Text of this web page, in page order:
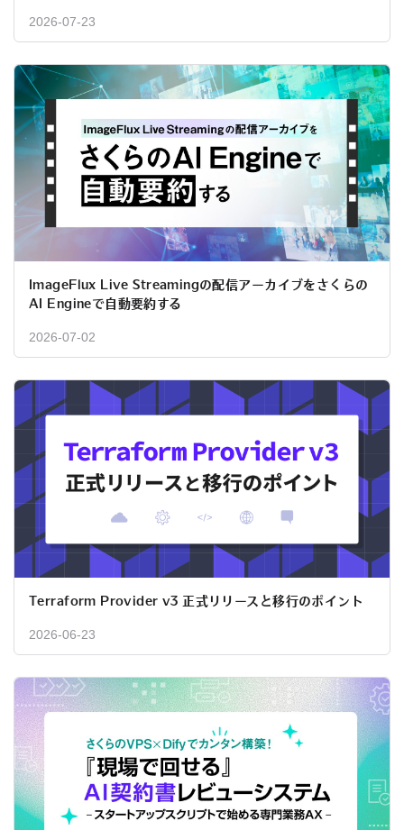
2026-07-23
ImageFlux Live Streamingの配信アーカイブをさくらの
AI Engineで自動要約する
2026-07-02
Terraform Provider v3 正式リリースと移行のポイント
2026-06-23